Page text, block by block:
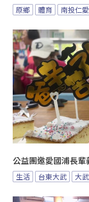
原鄉 體育 南投仁愛
公益團邀愛國浦長
生活 台東大武 大